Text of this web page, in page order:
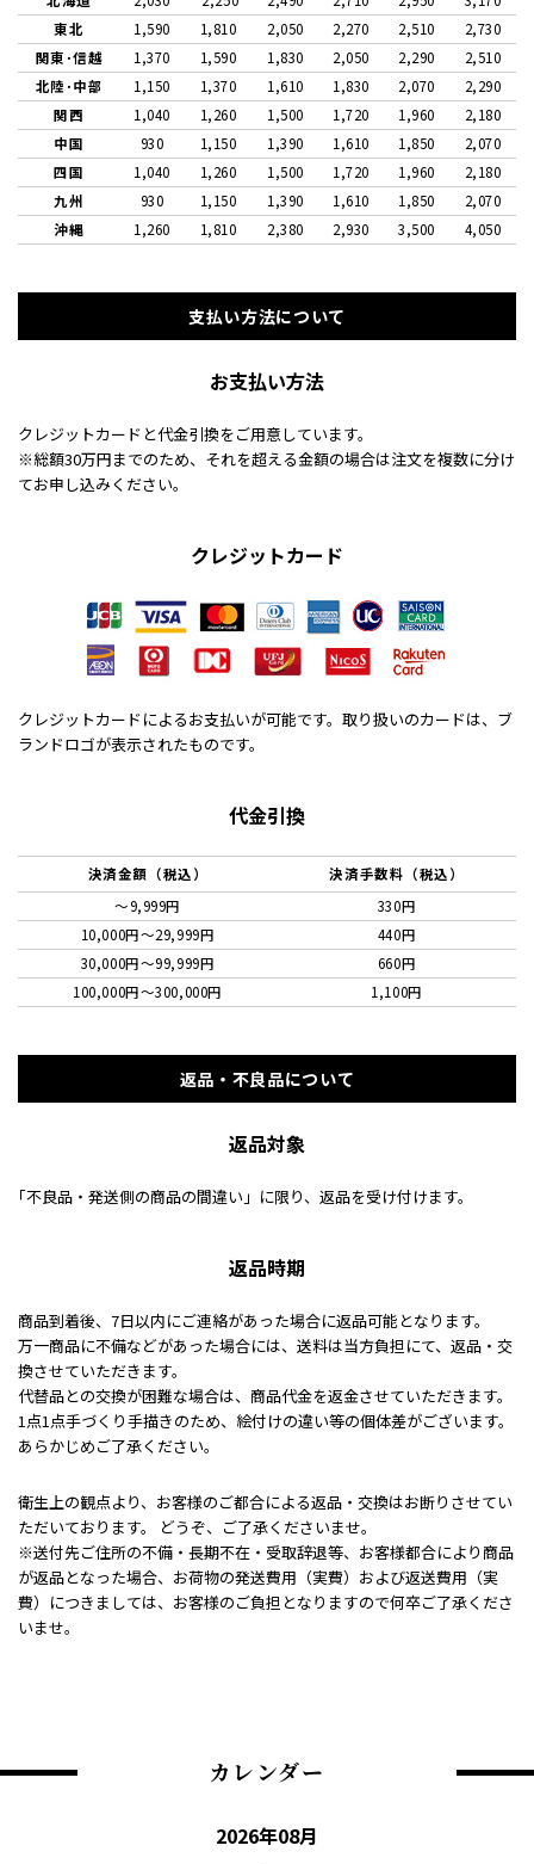
東北
1,590 1,810 2,050 2,270 2,510
2,730
関東･信越
1,370 1,590 1,830 2,050 2,290
2,510
北陸･中部
1,150 1,370 1,610 1,830 2,070
2,290
関西
1,040 1,260 1,500 1,720 1,960
2,180
中国
930 1,150 1,390 1,610 1,850
2,070
四国
1,040 1,260 1,500 1,720 1,960
2,180
九州
930 1,150 1,390 1,610 1,850
2,070
沖縄
1,260 1,810 2,380 2,930 3,500 4,050
支払い方法について
お支払い方法
クレジットカードと代金引換をご用意しています。
※総額30万円までのため、それを超える金額の場合は注文を複数に分け
てお申し込みください。
クレジットカード
クレジットカードによるお支払いが可能です。取り扱いのカードは、ブ
ランドロゴが表示されたものです。
代金引換
決済金額（税込）
決済手数料（税込）
～9,999円
330円
10,000円〜29,999円
440円
30,000円〜99,999円
660円
100,000円〜300,000円
1,100円
返品・不良品について
返品対象
｢不良品・発送側の商品の間違い」に限り、返品を受け付けます。
返品時期
商品到着後、7日以内にご連絡があった場合に返品可能となります。
万一商品に不備などがあった場合には、送料は当方負担にて、返品・交
換させていただきます。
代替品との交換が困難な場合は、商品代金を返金させていただきます。
1点1点手づくり手描きのため、絵付けの違い等の個体差がございます。
あらかじめご了承ください。
衛生上の観点より、お客様のご都合による返品・交換はお断りさせてい
ただいております。 どうぞ、ご了承くださいませ。
※送付先ご住所の不備・長期不在・受取辞退等、お客様都合により商品
が返品となった場合、お荷物の発送費用（実費）および返送費用（実
費）につきましては、お客様のご負担となりますので何卒ご了承くださ
いませ。
カレンダー
2026年08月